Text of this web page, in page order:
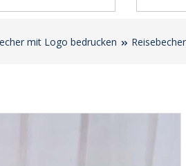
mit Logo bedrucken